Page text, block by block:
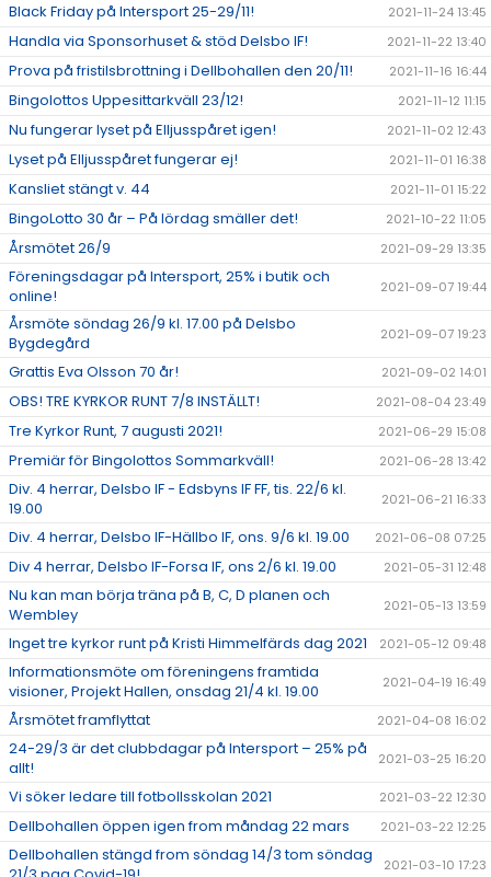
Black Friday på Intersport 25-29/11! 2021-11-24 13:45
Handla via Sponsorhuset & stöd Delsbo IF! 2021-11-22 13:40
Prova på fristilsbrottning i Dellbohallen den 20/11! 2021-11-16 16:44
Bingolottos Uppesittarkväll 23/12! 2021-11-12 11:15
Nu fungerar lyset på Elljusspåret igen! 2021-11-02 12:43
Lyset på Elljusspåret fungerar ej! 2021-11-01 16:38
Kansliet stängt v. 44 2021-11-01 15:22
BingoLotto 30 år – På lördag smäller det! 2021-10-22 11:05
Årsmötet 26/9 2021-09-29 13:35
Föreningsdagar på Intersport, 25% i butik och
online!
2021-09-07 19:44
Årsmöte söndag 26/9 kl. 17.00 på Delsbo
Bygdegård
2021-09-07 19:23
Grattis Eva Olsson 70 år! 2021-09-02 14:01
OBS! TRE KYRKOR RUNT 7/8 INSTÄLLT! 2021-08-04 23:49
Tre Kyrkor Runt, 7 augusti 2021! 2021-06-29 15:08
Premiär för Bingolottos Sommarkväll! 2021-06-28 13:42
Div. 4 herrar, Delsbo IF - Edsbyns IF FF, tis. 22/6 kl.
19.00
2021-06-21 16:33
Div. 4 herrar, Delsbo IF-Hällbo IF, ons. 9/6 kl. 19.00 2021-06-08 07:25
Div 4 herrar, Delsbo IF-Forsa IF, ons 2/6 kl. 19.00 2021-05-31 12:48
Nu kan man börja träna på B, C, D planen och
Wembley
2021-05-13 13:59
Inget tre kyrkor runt på Kristi Himmelfärds dag 2021 2021-05-12 09:48
Informationsmöte om föreningens framtida
visioner, Projekt Hallen, onsdag 21/4 kl. 19.00
2021-04-19 16:49
Årsmötet framflyttat 2021-04-08 16:02
24-29/3 är det clubbdagar på Intersport – 25% på
allt!
2021-03-25 16:20
Vi söker ledare till fotbollsskolan 2021 2021-03-22 12:30
Dellbohallen öppen igen from måndag 22 mars 2021-03-22 12:25
Dellbohallen stängd from söndag 14/3 tom söndag
2021-03-10 17:23